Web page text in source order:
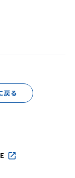
戻る
open_in_new